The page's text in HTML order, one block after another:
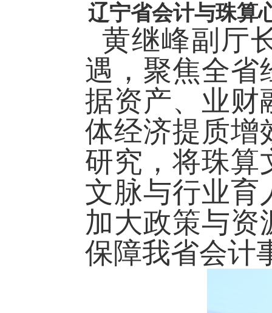
辽宁省会计与珠算
黄继峰副厅
遇，聚焦全省
据资产、业财
体经济提质增
研究，将珠算
文脉与行业育
加大政策与资
保障我省会计